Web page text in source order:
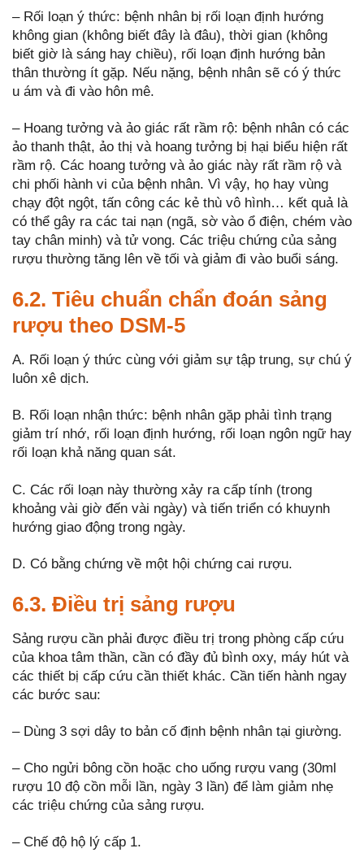
– Rối loạn ý thức: bệnh nhân bị rối loạn định hướng
không gian (không biết đây là đâu), thời gian (không
biết giờ là sáng hay chiều), rối loạn định hướng bản
thân thường ít gặp. Nếu nặng, bệnh nhân sẽ có ý thức
u ám và đi vào hôn mê.
– Hoang tưởng và ảo giác rất rầm rộ: bệnh nhân có các
ảo thanh thật, ảo thị và hoang tưởng bị hại biểu hiện rất
rầm rộ. Các hoang tưởng và ảo giác này rất rầm rộ và
chi phối hành vi của bệnh nhân. Vì vậy, họ hay vùng
chạy đột ngột, tấn công các kẻ thù vô hình… kết quả là
có thể gây ra các tai nạn (ngã, sờ vào ổ điện, chém vào
tay chân minh) và tử vong. Các triệu chứng của sảng
rượu thường tăng lên về tối và giảm đi vào buổi sáng.
6.2. Tiêu chuẩn chẩn đoán sảng
rượu theo DSM-5
A. Rối loạn ý thức cùng với giảm sự tập trung, sự chú ý
luôn xê dịch.
B. Rối loạn nhận thức: bệnh nhân gặp phải tình trạng
giảm trí nhớ, rối loạn định hướng, rối loạn ngôn ngữ hay
rối loạn khả năng quan sát.
C. Các rối loạn này thường xảy ra cấp tính (trong
khoảng vài giờ đến vài ngày) và tiến triển có khuynh
hướng giao động trong ngày.
D. Có bằng chứng về một hội chứng cai rượu.
6.3. Điều trị sảng rượu
Sảng rượu cần phải được điều trị trong phòng cấp cứu
của khoa tâm thần, cần có đầy đủ bình oxy, máy hút và
các thiết bị cấp cứu cần thiết khác. Cần tiến hành ngay
các bước sau:
– Dùng 3 sợi dây to bản cố định bệnh nhân tại giường.
– Cho ngửi bông cồn hoặc cho uống rượu vang (30ml
rượu 10 độ cồn mỗi lần, ngày 3 lần) để làm giảm nhẹ
các triệu chứng của sảng rượu.
– Chế độ hộ lý cấp 1.